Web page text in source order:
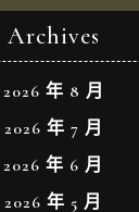
Archives
2026 年 8 月
2026 年 7 月
2026 年 6 月
2026 年 5 月